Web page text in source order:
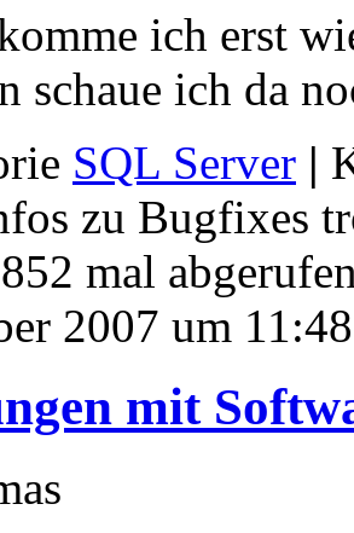
ich erst
schaue ich da
SQL Server |
zu Bugfixes
mal
2007 um 11:48
mit